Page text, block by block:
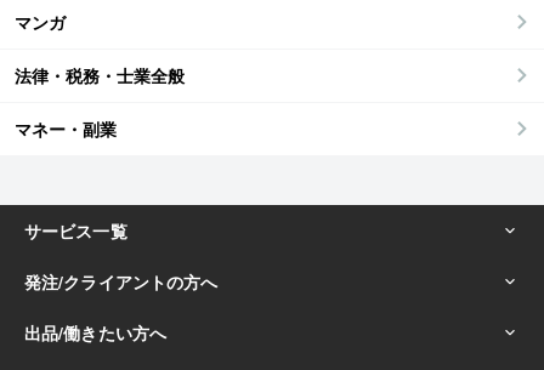
マンガ
法律・税務・士業全般
マネー・副業